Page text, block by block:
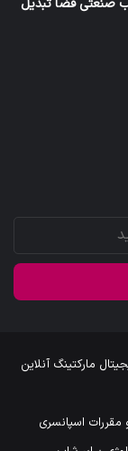
صنعتی فضا تبدیل
مارکتینگ آنلاین
مقررات اسپانسری